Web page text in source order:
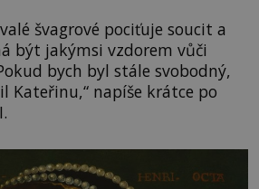
švagrové pociťuje soucit a
být jakýmsi vzdorem vůči
bych byl stále svobodný,
Kateřinu,“ napíše krátce po